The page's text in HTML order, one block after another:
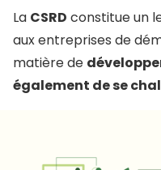
La CSRD constitue un
aux entreprises de
matière de
également de se